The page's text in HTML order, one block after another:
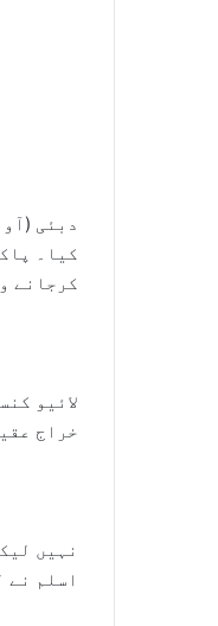
دبئی
کیا۔
کرجانے
لائیو
خراج
نہیں
اسلم نے